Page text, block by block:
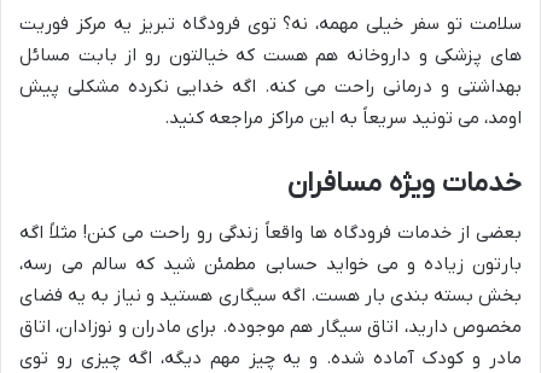
سلامت تو سفر خیلی مهمه، نه؟ توی فرودگاه تبریز یه مرکز فوریت
های پزشکی و داروخانه هم هست که خیالتون رو از بابت مسائل
بهداشتی و درمانی راحت می کنه. اگه خدایی نکرده مشکلی پیش
اومد، می تونید سریعاً به این مراکز مراجعه کنید.
خدمات ویژه مسافران
بعضی از خدمات فرودگاه ها واقعاً زندگی رو راحت می کنن! مثلاً اگه
بارتون زیاده و می خواید حسابی مطمئن شید که سالم می رسه،
بخش بسته بندی بار هست. اگه سیگاری هستید و نیاز به یه فضای
مخصوص دارید، اتاق سیگار هم موجوده. برای مادران و نوزادان، اتاق
مادر و کودک آماده شده. و یه چیز مهم دیگه، اگه چیزی رو توی